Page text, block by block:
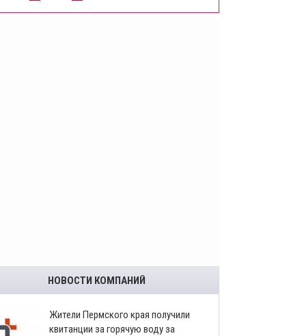
НОВОСТИ КОМПАНИЙ
​Жители Пермского края получили
квитанции за горячую воду за